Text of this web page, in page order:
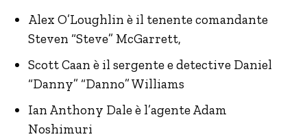
Alex O’Loughlin è il tenente comandante
Steven “Steve” McGarrett,
Scott Caan è il sergente e detective Daniel
“Danny” “Danno” Williams
Ian Anthony Dale è l’agente Adam
Noshimuri